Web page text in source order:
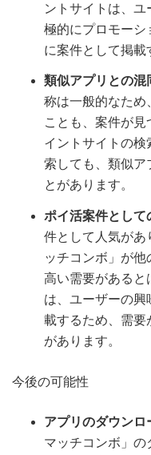
ントサイトは、
極的にプロモーシ
に案件として掲載
類似アプリとの混
称は一般的なため
ことも、案件が
イントサイトの検
索しても、類似ア
とがあります。
ポイ活案件として
件として人気があ
ッチコンボ」が
高い需要があると
は、ユーザーの興
載するため、需要
があります。
今後の可能性
アプリのダウンロ
マッチコンボ」